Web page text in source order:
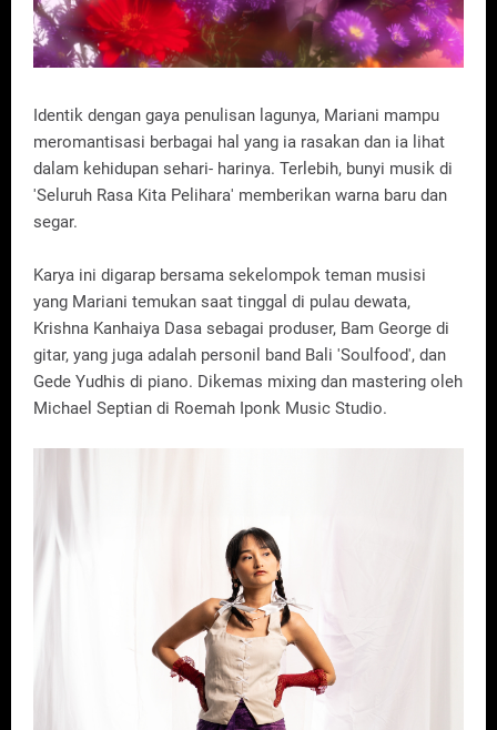
Identik dengan gaya penulisan lagunya, Mariani mampu
meromantisasi berbagai hal yang ia rasakan dan ia lihat
dalam kehidupan sehari- harinya. Terlebih, bunyi musik di
'Seluruh Rasa Kita Pelihara' memberikan warna baru dan
segar.
Karya ini digarap bersama sekelompok teman musisi
yang Mariani temukan saat tinggal di pulau dewata,
Krishna Kanhaiya Dasa sebagai produser, Bam George di
gitar, yang juga adalah personil band Bali 'Soulfood', dan
Gede Yudhis di piano. Dikemas mixing dan mastering oleh
Michael Septian di Roemah Iponk Music Studio.